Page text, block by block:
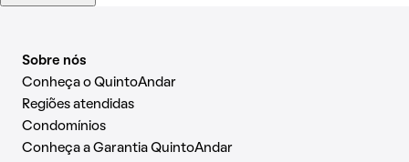
Sobre nós
Conheça o QuintoAndar
Regiões atendidas
Condomínios
Conheça a Garantia QuintoAndar